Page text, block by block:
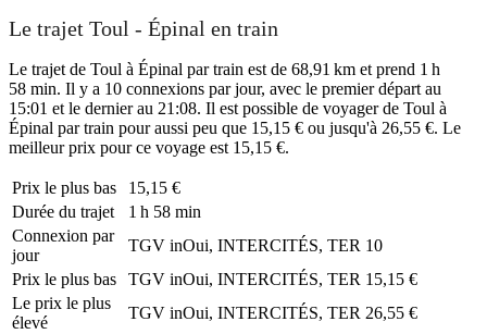
Le trajet Toul - Épinal en train
Le trajet de Toul à Épinal par train est de 68,91 km et prend 1 h
58 min. Il y a 10 connexions par jour, avec le premier départ au
15:01 et le dernier au 21:08. Il est possible de voyager de Toul à
Épinal par train pour aussi peu que 15,15 € ou jusqu'à 26,55 €. Le
meilleur prix pour ce voyage est 15,15 €.
Prix ​​le plus bas
15,15 €
Durée du trajet
1 h 58 min
Connexion par
jour
TGV inOui, INTERCITÉS, TER 10
Prix ​​le plus bas
TGV inOui, INTERCITÉS, TER 15,15 €
Le prix le plus
élevé
TGV inOui, INTERCITÉS, TER 26,55 €